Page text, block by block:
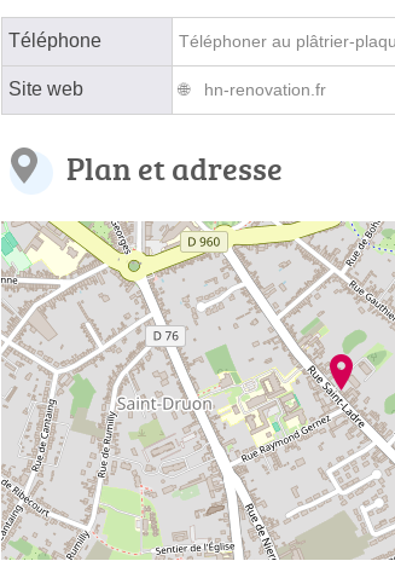
Téléphone Téléphoner au plâtrier-
Site web hn-renovation.fr
Plan et adresse